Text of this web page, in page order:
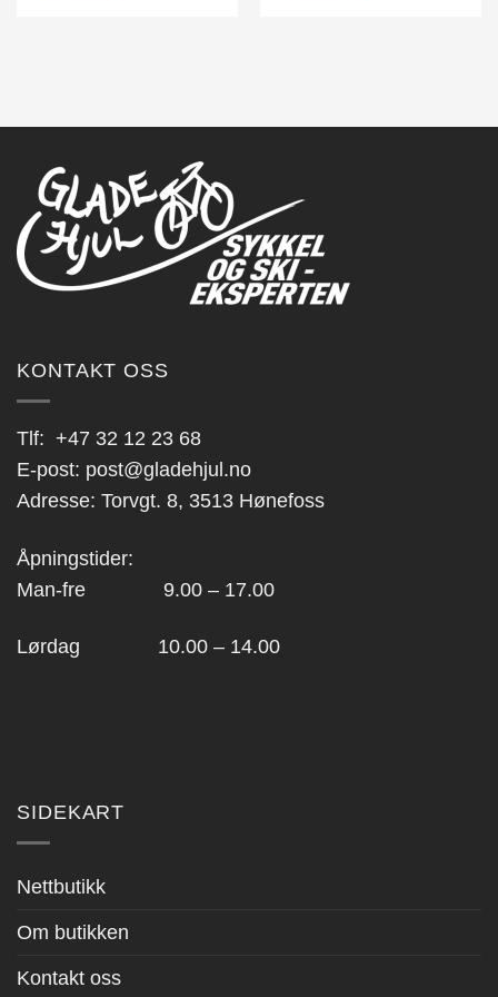
KONTAKT OSS
Tlf: +47 32 12 23 68
E-post: post@gladehjul.no
Adresse: Torvgt. 8, 3513 Hønefoss
Åpningstider:
Man-fre 9.00 – 17.00
Lørdag 10.00 – 14.00
SIDEKART
Nettbutikk
Om butikken
Kontakt oss